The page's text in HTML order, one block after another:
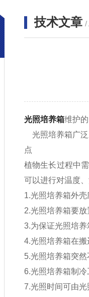
技术文章 /
光照培养箱维护
光照培养箱广泛
点
植物生长过程中
可以进行对温度
1.光照培养箱外
2.光照培养箱要
3.为保证光照培
4.光照培养箱在
5.光照培养箱突
6.光照培养箱制
7.光照时间可由光